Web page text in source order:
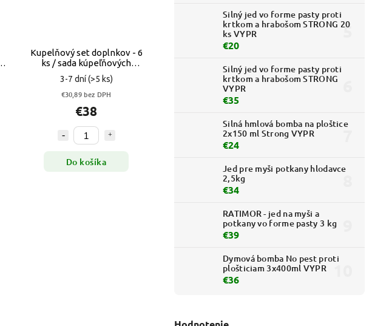
Silný jed vo forme pasty proti
krtkom a hrabošom STRONG 20
ks VYPR
€20
Silný jed vo forme pasty proti
krtkom a hrabošom STRONG
VYPR
€35
Silná hmlová bomba na ploštice
2x150 ml Strong VYPR
€24
Jed pre myši potkany hlodavce
2,5kg
€34
RATIMOR - jed na myši a
potkany vo forme pasty 3 kg
€39
Dymová bomba No pest proti
plošticiam 3x400ml VYPR
€36
Kupelňový set doplnkov - 6
ks / sada kúpeľňových
doplnkov biela
3-7 dní(>5 ks)
€30,89 bez DPH
€38
Do košíka